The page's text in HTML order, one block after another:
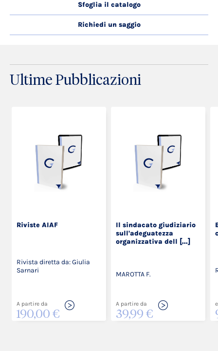
Sfoglia il catalogo
Richiedi un saggio
Ultime Pubblicazioni
Riviste AIAF
Rivista diretta da: Giulia
Sarnari
A partire da
190,00 €
Il sindacato giudiziario
sull'adeguatezza
organizzativa dell [...]
MAROTTA F.
A partire da
39,99 €